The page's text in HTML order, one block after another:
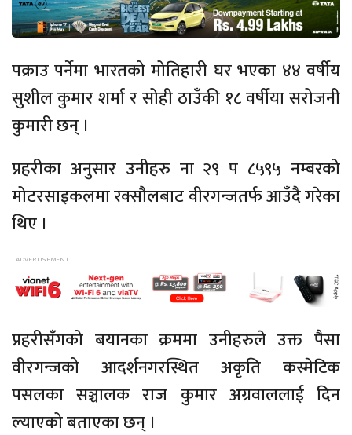
पक्राउ पर्नेमा भारतको मोतिहारी घर भएका ४४ वर्षीय
सुशील कुमार शर्मा र सोही ठाउँकी १८ वर्षीया सरोजनी
कुमारी छन् ।
प्रहरीका अनुसार उनीहरु ना २९ प ८५९५ नम्बरको
मोटरसाइकलमा रक्सौलबाट वीरगन्जतर्फ आउँदै गरेका
थिए ।
प्रहरीसँगको बयानका क्रममा उनीहरुले उक्त पैसा
वीरगन्जको आदर्शनगरस्थित अकृति कस्मेटिक
पसलका सञ्चालक राज कुमार अग्रवाललाई दिन
ल्याएको बताएका छन् ।